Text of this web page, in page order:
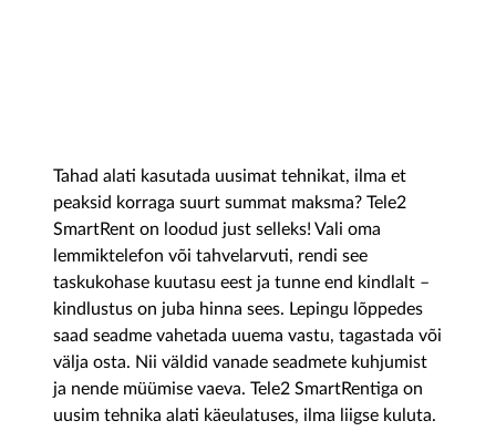
Tahad alati kasutada uusimat tehnikat, ilma et
peaksid korraga suurt summat maksma? Tele2
SmartRent on loodud just selleks! Vali oma
lemmiktelefon või tahvelarvuti, rendi see
taskukohase kuutasu eest ja tunne end kindlalt –
kindlustus on juba hinna sees. Lepingu lõppedes
saad seadme vahetada uuema vastu, tagastada või
välja osta. Nii väldid vanade seadmete kuhjumist
ja nende müümise vaeva. Tele2 SmartRentiga on
uusim tehnika alati käeulatuses, ilma liigse kuluta.